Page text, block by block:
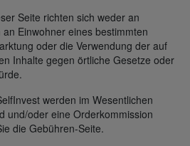
Seite richten sich weder an
Einwohner eines bestimmten
oder die Verwendung der auf
Inhalte gegen örtliche Gesetze oder
werden im Wesentlichen
und/oder eine Orderkommission
die Gebühren-Seite.